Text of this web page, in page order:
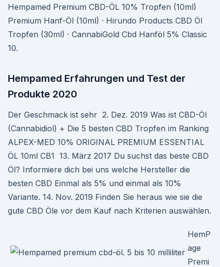
Hempamed Premium CBD-ÖL 10% Tropfen (10ml)
Premium Hanf-Öl (10ml) · Hirundo Products CBD Öl
Tropfen (30ml) · CannabiGold Cbd Hanföl 5% Classic
10.
Hempamed Erfahrungen und Test der
Produkte 2020
Der Geschmack ist sehr 2. Dez. 2019 Was ist CBD-Öl
(Cannabidiol) + Die 5 besten CBD Tropfen im Ranking
ALPEX-MED 10% ORIGINAL PREMIUM ESSENTIAL
ÖL 10ml CB1 13. März 2017 Du suchst das beste CBD
Öl? Informiere dich bei uns welche Hersteller die
besten CBD Einmal als 5% und einmal als 10%
Variante. 14. Nov. 2019 Finden Sie heraus wie sie die
gute CBD Öle vor dem Kauf nach Kriterien auswählen.
HemP
age
Premi